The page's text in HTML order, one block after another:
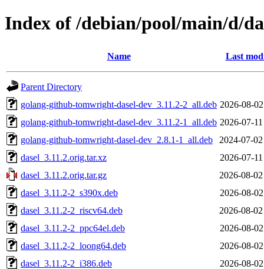
Index of /debian/pool/main/d/
Name Last
Parent Directory
golang-github-tomwright-dasel-dev_3.11.2-2_all.deb 2026-08-
golang-github-tomwright-dasel-dev_3.11.2-1_all.deb 2026-07-
golang-github-tomwright-dasel-dev_2.8.1-1_all.deb
2024-07-
dasel_3.11.2.orig.tar.xz
2026-07-
dasel_3.11.2.orig.tar.gz
2026-08-
dasel_3.11.2-2_s390x.deb
2026-08-
dasel_3.11.2-2_riscv64.deb
2026-08-
dasel_3.11.2-2_ppc64el.deb
2026-08-
dasel_3.11.2-2_loong64.deb
2026-08-
dasel_3.11.2-2_i386.deb
2026-08-